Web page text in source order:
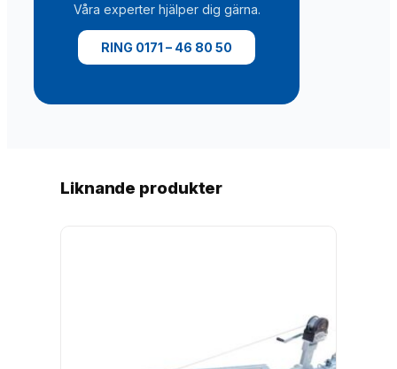
Våra experter hjälper dig gärna.
RING 0171 – 46 80 50
Liknande produkter